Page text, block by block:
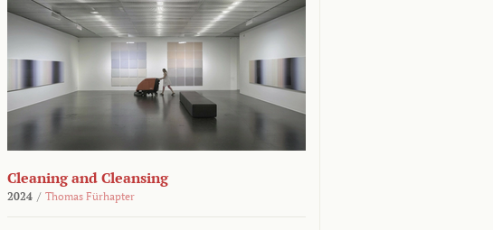
Cleaning and Cleansing
2024 / Thomas Fürhapter